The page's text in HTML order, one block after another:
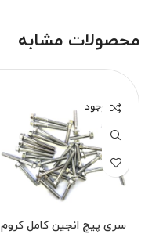
محصولات مشابه
ناموجود
سری پیچ انجین کامل کروم